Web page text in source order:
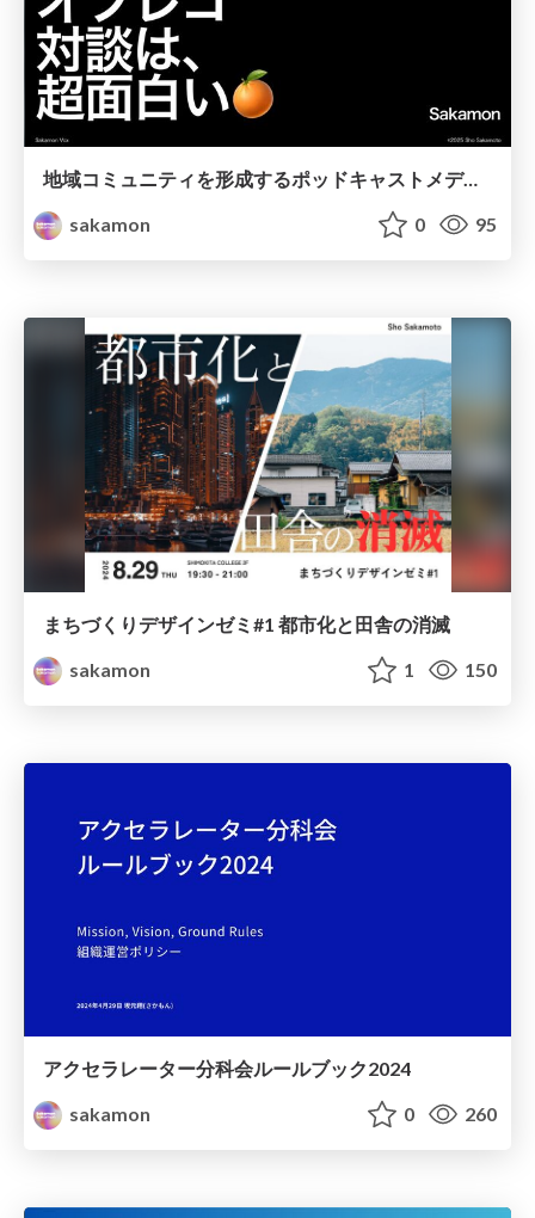
地域コミュニティを形成するポッドキャストメディア ｜シモキタオフレコ対談は超面白い🍊 - studio YET第6期最終報告
sakamon
0 95
まちづくりデザインゼミ#1 都市化と田舎の消滅
sakamon
1 150
アクセラレーター分科会ルールブック2024
sakamon
0 260